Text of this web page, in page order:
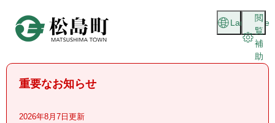
頭
閲
覧
補
助
Language
重要なお知らせ
2026年8月7日更新